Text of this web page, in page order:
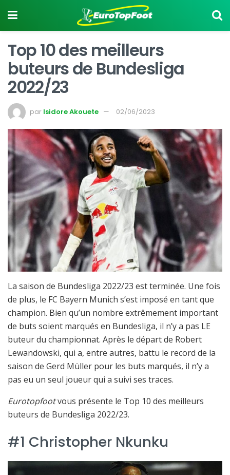
Top 10 des meilleurs
buteurs de Bundesliga
2022/23
par Isidore Akouete 02/06/2023
La saison de Bundesliga 2022/23 est terminée. Une fois
de plus, le FC Bayern Munich s’est imposé en tant que
champion. Bien qu’un nombre extrêmement important
de buts soient marqués en Bundesliga, il n’y a pas LE
buteur du championnat. Après le départ de Robert
Lewandowski, qui a, entre autres, battu le record de la
saison de Gerd Müller pour les buts marqués, il n’y a
pas eu un seul joueur qui a suivi ses traces.
Eurotopfootvous présente le Top 10 des meilleurs
buteurs de Bundesliga 2022/23.
#1 Christopher Nkunku